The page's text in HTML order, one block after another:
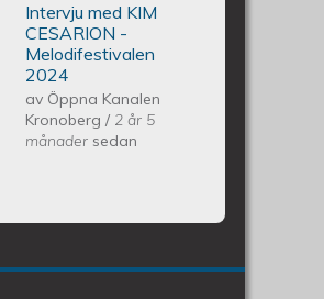
Melodifestivalen
2024
Intervju med KIM
CESARION -
Melodifestivalen
2024
av Öppna Kanalen
Kronoberg/ 2 år 5
månader sedan